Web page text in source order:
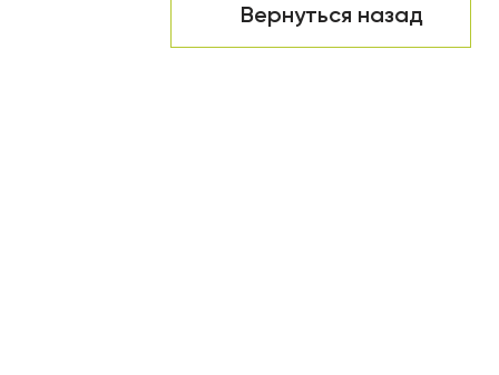
Вернуться назад